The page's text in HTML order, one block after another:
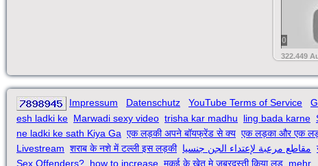
0
322.449
Impressum Datenschutz YouTube Terms of Service
esh ladki ke Marwadi sexy video trisha kar madhu ling bada karne
ne ladki ke sath Kiya Ga एक लड़की अपने बॉयफ्रेंड से क्य एक लड़का और एक
Livestream शराब के नशे में टल्ली इस लड़की مقاطع مرعبة لإعتداء الجن جنسيا
Sex Offenders? how to increase मकई के खेत मे जबरदस्ती किया लड mehr